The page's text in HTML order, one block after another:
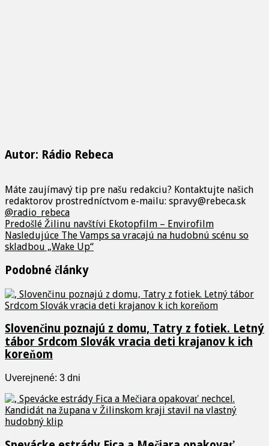
Autor: Rádio Rebeca
Máte zaujímavý tip pre našu redakciu? Kontaktujte našich
redaktorov prostredníctvom e-mailu: spravy@rebeca.sk
@radio_rebeca
Predošlé Žilinu navštívi Ekotopfilm – Envirofilm
Nasledujúce The Vamps sa vracajú na hudobnú scénu so
skladbou „Wake Up“
Podobné články
Slovenčinu poznajú z domu, Tatry z fotiek. Letný
tábor Srdcom Slovák vracia deti krajanov k ich
koreňom
Uverejnené: 3 dni